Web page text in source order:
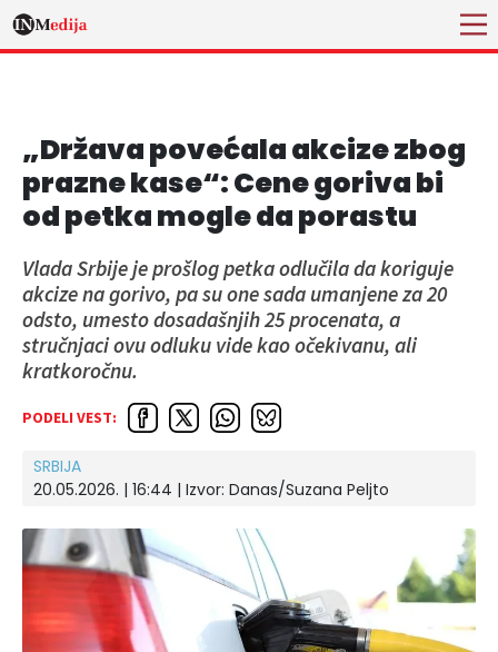
„Država povećala akcize zbog
prazne kase“: Cene goriva bi
od petka mogle da porastu
Vlada Srbije je prošlog petka odlučila da koriguje
akcize na gorivo, pa su one sada umanjene za 20
odsto, umesto dosadašnjih 25 procenata, a
stručnjaci ovu odluku vide kao očekivanu, ali
kratkoročnu.
PODELI VEST:
SRBIJA
20.05.2026. | 16:44 | Izvor: Danas/Suzana Peljto